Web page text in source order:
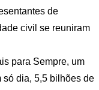
de
civil se reuniram
para Sempre, um
só dia, 5,5 bilhões de